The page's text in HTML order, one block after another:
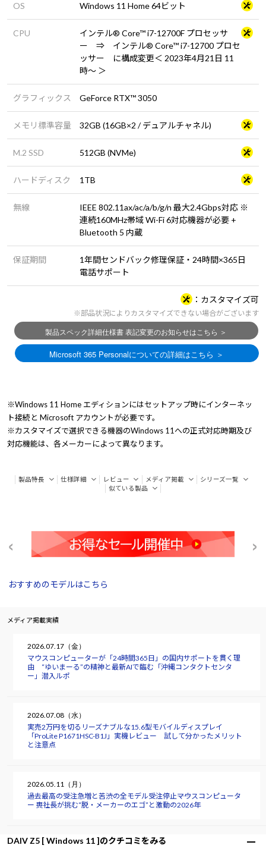
OS Windows 11 Home 64ビット
CPU
インテル® Core™ i7-12700F プロセッサ
ー ⇒ インテル® Core™ i7-12700 プロセ
ッサー に構成変更＜ 2023年4月21日 11
時～ ＞
グラフィックス GeForce RTX™ 3050
メモリ標準容量 32GB (16GB×2 / デュアルチャネル)
M.2 SSD 512GB (NVMe)
ハードディスク 1TB
無線
IEEE 802.11ax/ac/a/b/g/n 最大2.4Gbps対応 ※
連続160MHz帯域 Wi-Fi 6対応機器が必要 +
Bluetooth 5 内蔵
保証期間
1年間センドバック修理保証・24時間×365日
電話サポート
カスタマイズ可
※部品状況によりカスタマイズできない場合がございます
※Windows 11 Home エディションにはセットアップ時にインターネッ
ト接続と Microsoft アカウントが必要です。
※カスタマイズで選択できる機器のWindows 11への正式対応時期及び
対応機能は、各メーカーによって異なります。
製品特長 仕様詳細 レビュー メディア掲載
シリーズ一覧
似ている製品
おすすめのモデルはこちら
メディア掲載実績
2026.07.17（金）
マウスコンピューターが「24時間365日」の国内サポートを貫く理
由 “ゆいまーる”の精神と最新AIで臨む「沖縄コンタクトセンタ
ー」潜入ルポ
2026.07.08（水）
実売2万円を切るリーズナブルな15.6型モバイルディスプレイ
「ProLite P1671HSC-B1J」実機レビュー 試して分かったメリット
と注意点
2026.05.11（月）
過去最高の受注急増と苦渋の全モデル受注停止――マウスコンピュータ
ー 軣社長が挑む“脱・メーカーのエゴ”と激動の2026年
DAIV Z5 [ Windows 11 ]のクチコミをみる